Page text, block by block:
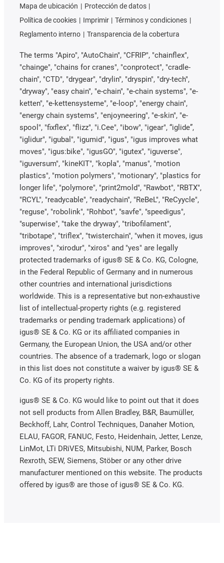
Mapa de ubicación
Protección de datos
Política de cookies
Imprimir
Términos y condiciones
Reglamento interno
Transparencia de la cobertura
The terms "Apiro", "AutoChain", "CFRIP", "chainflex",
"chainge", "chains for cranes", "conprotect", "cradle-
chain", "CTD", "drygear", "drylin", "dryspin", "dry-tech",
"dryway", "easy chain", "e-chain", "e-chain systems", "e-
ketten", "e-kettensysteme", "e-loop", "energy chain",
"energy chain systems", "enjoyneering", "e-skin", "e-
spool", "fixflex", "flizz", "i.Cee", "ibow", "igear", “iglide”,
"iglidur", "igubal", "igumid", "igus", "igus improves what
moves", "igus:bike", "igusGO", "igutex", "iguverse",
"iguversum", "kineKIT", "kopla", "manus", "motion
plastics", "motion polymers", "motionary", "plastics for
longer life", "polymore", "print2mold", "Rawbot", "RBTX",
"RCYL", "readycable", "readychain", "ReBeL", "ReCyycle",
"reguse", "robolink", "Rohbot", "savfe", "speedigus",
"superwise", "take the dryway", "tribofilament",
"tribotape", "triflex", "twisterchain", "when it moves, igus
improves", "xirodur", "xiros" and "yes" are legally
protected trademarks of igus® SE & Co. KG, Cologne,
in the Federal Republic of Germany and in numerous
other countries and international jurisdictions
worldwide. This is a representative but non-exhaustive
list of intellectual-property rights (e.g. registered
trademarks or pending trademark applications) of
igus® SE & Co. KG or its affiliated companies in
Germany, the European Union, the USA and/or other
countries. The absence of a trademark, logo or slogan
in this list does not constitute a waiver by igus® SE &
Co. KG of its property rights.
igus® SE & Co. KG would like to point out that it does
not sell products from Allen Bradley, B&R, Baumüller,
Beckhoff, Lahr, Control Techniques, Danaher Motion,
ELAU, FAGOR, FANUC, Festo, Heidenhain, Jetter, Lenze,
LinMot, LTi DRiVES, Mitsubishi, NUM, Parker, Bosch
Rexroth, SEW, Siemens, Stöber or any other drive
manufacturer mentioned on this website. The products
offered by igus® are those of igus® SE & Co. KG.